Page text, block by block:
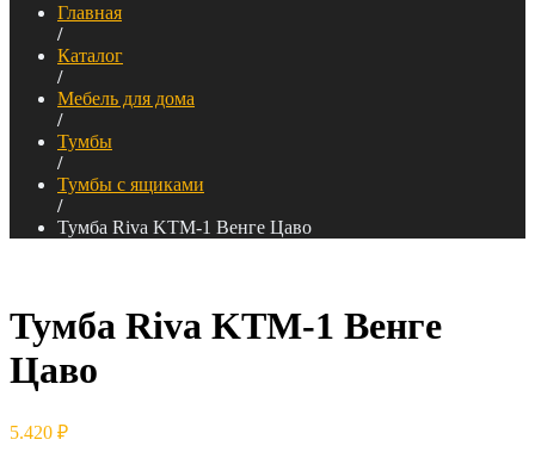
Главная
/
Каталог
/
Мебель для дома
/
Тумбы
/
Тумбы с ящиками
/
Тумба Riva KTM-1 Венге Цаво
Тумба Riva KTM-1 Венге
Цаво
5.420 ₽